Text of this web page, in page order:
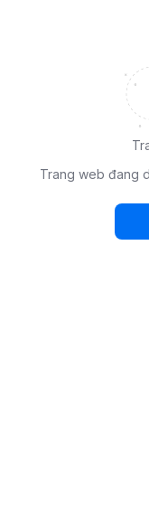
Trang web đang